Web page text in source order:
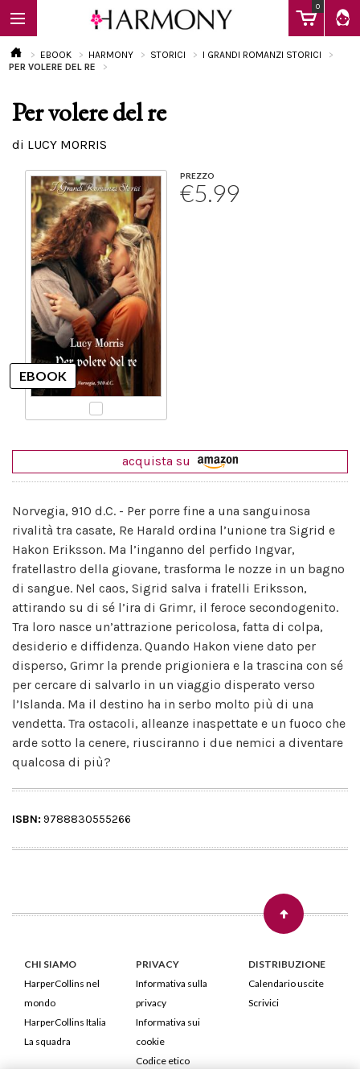
0
EBOOK
Calendario
EBOOK HARMONY STORICI
I GRANDI ROMANZI STORICI
PER VOLERE DEL RE
Per volere del re
di LUCY MORRIS
PREZZO
€5.99
acquista su
Norvegia, 910 d.C. - Per porre fine a una sanguinosa
rivalità tra casate, Re Harald ordina l’unione tra Sigrid e
Hakon Eriksson. Ma l’inganno del perfido Ingvar,
fratellastro della giovane, trasforma le nozze in un bagno
di sangue. Nel caos, Sigrid salva i fratelli Eriksson,
attirando su di sé l’ira di Grimr, il feroce secondogenito.
Tra loro nasce un’attrazione pericolosa, fatta di colpa,
desiderio e diffidenza. Quando Hakon viene dato per
disperso, Grimr la prende prigioniera e la trascina con sé
per cercare di salvarlo in un viaggio disperato verso
l’Islanda. Ma il destino ha in serbo molto più di una
vendetta. Tra ostacoli, alleanze inaspettate e un fuoco che
arde sotto la cenere, riusciranno i due nemici a diventare
qualcosa di più?
ISBN: 9788830555266
CHI SIAMO
HarperCollins nel
mondo
HarperCollins Italia
La squadra
PRIVACY
Informativa sulla
privacy
Informativa sui
cookie
Codice etico
DISTRIBUZIONE
Calendario uscite
Scrivici